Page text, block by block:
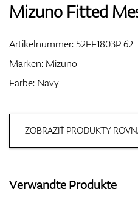
Mizuno Fitted
Artikelnummer:52FF1803P 62
Marken: Mizuno
Farbe: Navy
ZOBRAZIŤ PRODUKTY
Verwandte Produkte